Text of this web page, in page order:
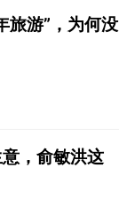
旅游”，为何没
，俞敏洪这